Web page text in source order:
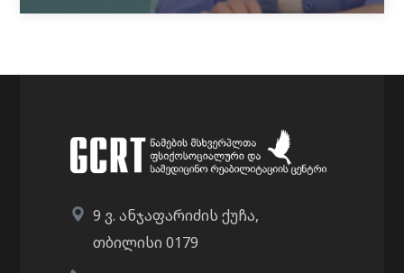
9 ვ. ანჯაფარიძის ქუჩა,
თბილისი 0179